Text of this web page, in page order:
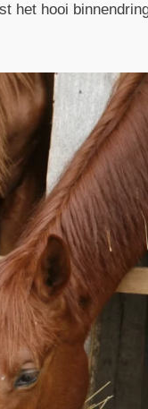
het hooi